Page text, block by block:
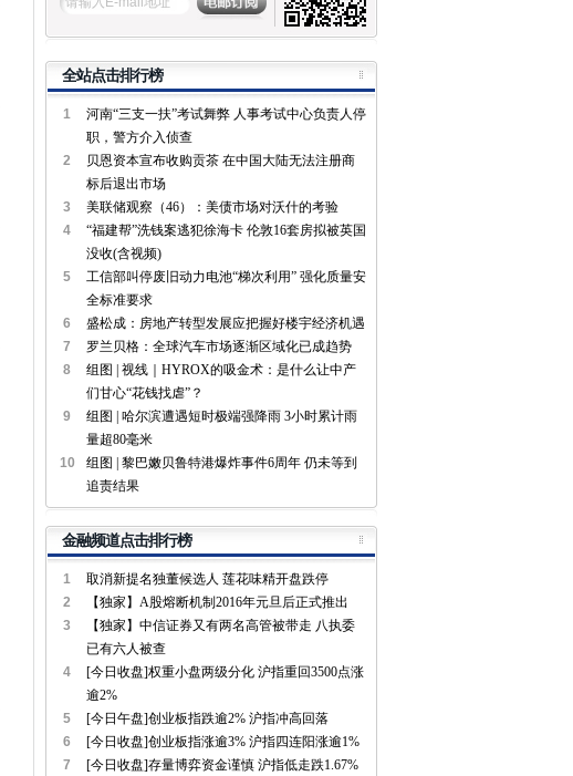
全站点击排行榜
1
河南“三支一扶”考试舞弊 人事考试中心负责人停
职，警方介入侦查
2
贝恩资本宣布收购贡茶 在中国大陆无法注册商
标后退出市场
3
美联储观察（46）：美债市场对沃什的考验
4
“福建帮”洗钱案逃犯徐海卡 伦敦16套房拟被英国
没收(含视频)
5
工信部叫停废旧动力电池“梯次利用” 强化质量安
全标准要求
6
盛松成：房地产转型发展应把握好楼宇经济机遇
7
罗兰贝格：全球汽车市场逐渐区域化已成趋势
8
组图 | 视线｜HYROX的吸金术：是什么让中产
们甘心“花钱找虐”？
9
组图 | 哈尔滨遭遇短时极端强降雨 3小时累计雨
量超80毫米
10
组图 | 黎巴嫩贝鲁特港爆炸事件6周年 仍未等到
追责结果
金融频道点击排行榜
1
取消新提名独董候选人 莲花味精开盘跌停
2
【独家】A股熔断机制2016年元旦后正式推出
3
【独家】中信证券又有两名高管被带走 八执委
已有六人被查
4
[今日收盘]权重小盘两级分化 沪指重回3500点涨
逾2%
5
[今日午盘]创业板指跌逾2% 沪指冲高回落
6
[今日收盘]创业板指涨逾3% 沪指四连阳涨逾1%
7
[今日收盘]存量博弈资金谨慎 沪指低走跌1.67%